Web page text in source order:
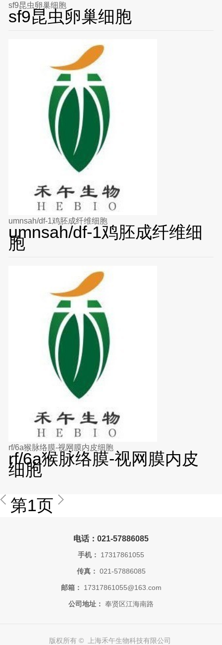
sf9昆虫卵巢细胞
sf9昆虫卵巢细胞
umnsah/df-1鸡胚成纤维细胞
umnsah/df-1鸡胚成纤维细
胞
rf/6a猴脉络膜-视网膜内皮细胞
rf/6a猴脉络膜-视网膜内皮
细胞
第1页
电话：021-57886085
手机： 17317861055
传真： 021-57886085
邮箱： 17317861055@163.com
公司地址： 奉贤区江海南路
版权所有 © 上海禾午生物科技有限公司